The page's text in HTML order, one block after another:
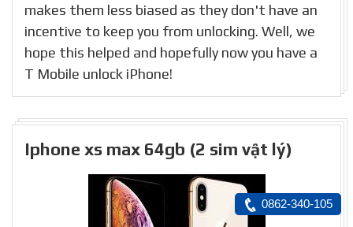
makes them less biased as they don't have an
incentive to keep you from unlocking. Well, we
hope this helped and hopefully now you have a
T Mobile unlock iPhone!
Iphone xs max 64gb (2 sim vật lý)
0862-340-105